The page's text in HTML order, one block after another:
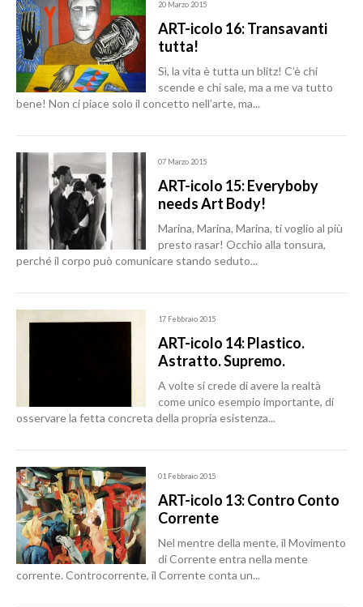
20 Marzo 2015
ART-icolo 16: Transavanti
tutta!
Sì, la vita è tutta un blitz! C’è chi
scende e chi sale, ma a me va tutto
bene! Non ci piace solo il concetto nell’arte, ma...
07 Marzo 2015
ART-icolo 15: Everyboby
needs Art Body!
Marina, Marina, Marina, ti voglio al più
presto rasar! Occhio alla tonsura,
perché il corpo può comunicare stando seduto...
17 Febbraio 2015
ART-icolo 14: Plastico.
Astratto. Supremo.
A volte si crede di avere la realtà
come unico esempio importante, di
osservare la fetta concreta della propria esistenza...
01 Febbraio 2015
ART-icolo 13: Contro Conto
Corrente
Nel mentre della mente, il Movimento
di Corrente entra nella mente
corrente. Controcorrente, il Corrente conta un...